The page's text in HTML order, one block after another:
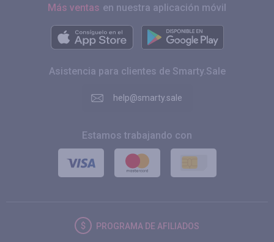
Más ventas en nuestra aplicación móvil
Asistencia para clientes de Smarty.Sale
help@smarty.sale
Estamos trabajando con
PROGRAMA DE AFILIADOS